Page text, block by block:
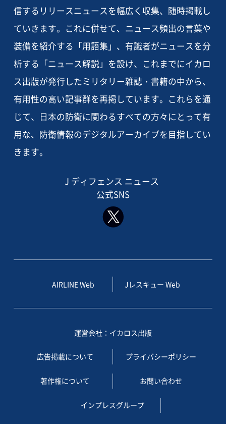
信するリリースニュースを幅広く収集、随時掲載し
ていきます。これに併せて、ニュース頻出の言葉や
装備を紹介する「用語集」、有識者がニュースを分
析する「ニュース解説」を設け、これまでにイカロ
ス出版が発行したミリタリー雑誌・書籍の中から、
有用性の高い記事群を再掲しています。これらを通
じて、日本の防衛に関わるすべての方々にとって有
用な、防衛情報のデジタルアーカイブを目指してい
きます。
J ディフェンス ニュース
公式SNS
AIRLINE Web Jレスキュー Web
運営会社：イカロス出版
広告掲載について プライバシーポリシー
著作権について お問い合わせ
インプレスグループ